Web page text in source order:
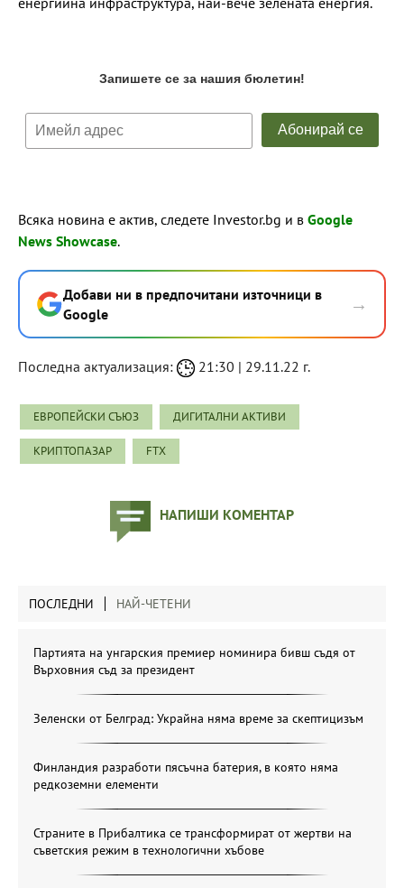
Всяка новина е актив, следете Investor.bg и в Google
News Showcase.
Добави ни в предпочитани източници в
Google
→
Последна актуализация: 21:30 | 29.11.22 г.
ЕВРОПЕЙСКИ СЪЮЗ ДИГИТАЛНИ АКТИВИ
КРИПТОПАЗАР FTX
НАПИШИ КОМЕНТАР
ПОСЛЕДНИ НАЙ-ЧЕТЕНИ
Партията на унгарския премиер номинира бивш съдя от
Върховния съд за президент
Зеленски от Белград: Украйна няма време за скептицизъм
Финландия разработи пясъчна батерия, в която няма
редкоземни елементи
Страните в Прибалтика се трансформират от жертви на
съветския режим в технологични хъбове